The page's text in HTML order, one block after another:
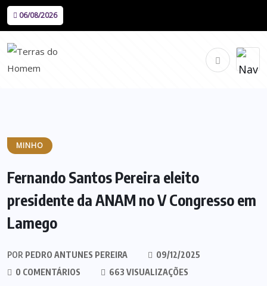
06/08/2026
MINHO
Fernando Santos Pereira eleito
presidente da ANAM no V Congresso em
Lamego
POR PEDRO ANTUNES PEREIRA
09/12/2025
0 COMENTÁRIOS
663 VISUALIZAÇÕES